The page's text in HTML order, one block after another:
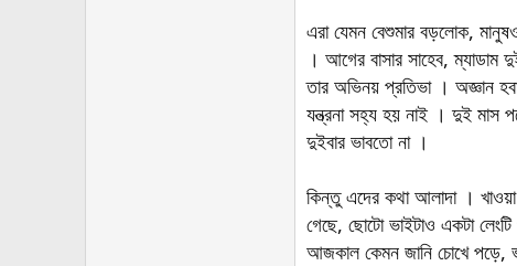
এরা যেমন বেশুমার বড়লোক,
। আগের বাসার সাহেব, ম্যাডাম
তার অভিনয় প্রতিভা । অজ্ঞান
যন্ত্রনা সহ্য হয় নাই । দুই মাস
দুইবার ভাবতো না ।
কিন্তু এদের কথা আলাদা ।
গেছে, ছোটো ভাইটাও একটা
আজকাল কেমন জানি চোখে পড়ে,